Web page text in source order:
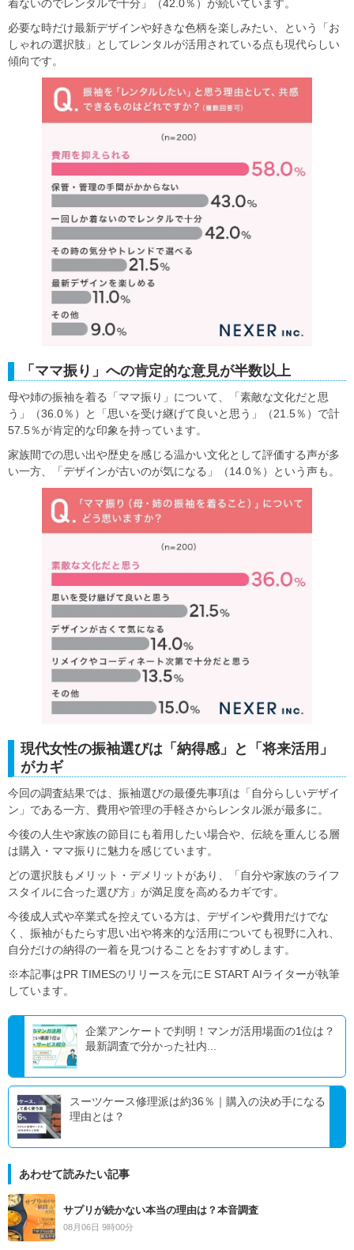
着ないのでレンタルで十分」（42.0％）が続いています。
必要な時だけ最新デザインや好きな色柄を楽しみたい、という「お
しゃれの選択肢」としてレンタルが活用されている点も現代らしい
傾向です。
「ママ振り」への肯定的な意見が半数以上
母や姉の振袖を着る「ママ振り」について、「素敵な文化だと思
う」（36.0％）と「思いを受け継げて良いと思う」（21.5％）で計
57.5％が肯定的な印象を持っています。
家族間での思い出や歴史を感じる温かい文化として評価する声が多
い一方、「デザインが古いのが気になる」（14.0％）という声も。
現代女性の振袖選びは「納得感」と「将来活用」
がカギ
今回の調査結果では、振袖選びの最優先事項は「自分らしいデザイ
ン」である一方、費用や管理の手軽さからレンタル派が最多に。
今後の人生や家族の節目にも着用したい場合や、伝統を重んじる層
は購入・ママ振りに魅力を感じています。
どの選択肢もメリット・デメリットがあり、「自分や家族のライフ
スタイルに合った選び方」が満足度を高めるカギです。
今後成人式や卒業式を控えている方は、デザインや費用だけでな
く、振袖がもたらす思い出や将来的な活用についても視野に入れ、
自分だけの納得の一着を見つけることをおすすめします。
※本記事はPR TIMESのリリースを元にE START AIライターが執筆
しています。
企業アンケートで判明！マンガ活用場面の1位は？
最新調査で分かった社内...
スーツケース修理派は約36％｜購入の決め手になる
理由とは？
あわせて読みたい記事
サプリが続かない本当の理由は？本音調査
08月06日 9時00分